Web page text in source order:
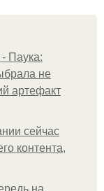
Паука:
не
артефакт
сейчас
контента,
на